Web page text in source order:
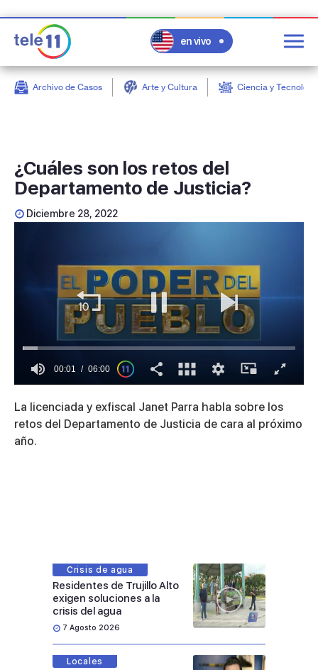
en vivo
Archivo de Casos Arte y Cultura Ciencia y
¿Cuáles son los retos del
Departamento de Justicia?
Diciembre 28, 2022
of
6
minutes,
00:01 06:00
La licenciada y exfiscal Janet Parra habla sobre los
retos del Departamento de Justicia de cara al próximo
año.
Crisis de agua
Residentes de Trujillo Alto
exigen soluciones a la
crisis del agua
7 Agosto 2026
Locales
post